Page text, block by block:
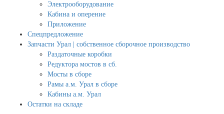
Электрооборудование
Кабина и оперение
Приложение
Спецпредложение
Запчасти Урал | собственное сборочное производство
Раздаточные коробки
Редуктора мостов в сб.
Мосты в сборе
Рамы а.м. Урал в сборе
Кабины а.м. Урал
Остатки на складе